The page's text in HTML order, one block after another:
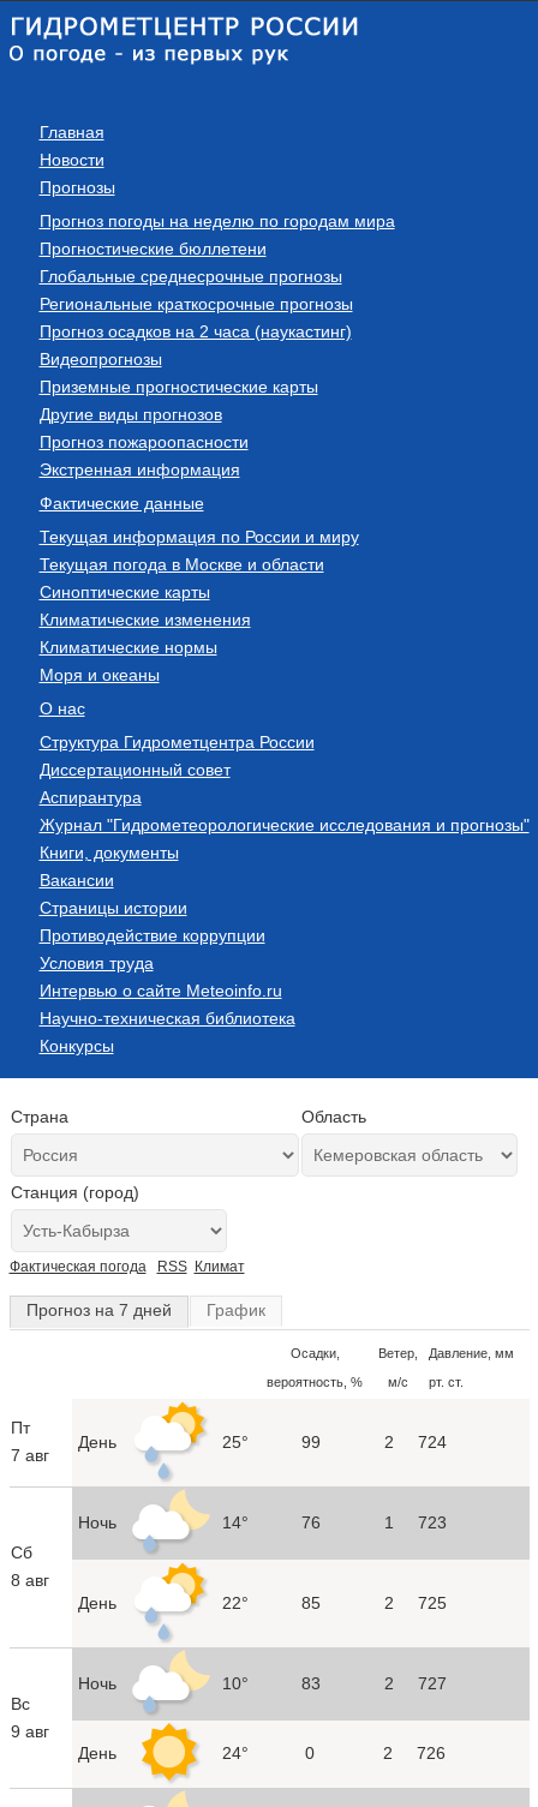
Главная
Новости
Прогнозы
Прогноз погоды на неделю по городам мира
Прогностические бюллетени
Глобальные среднесрочные прогнозы
Региональные краткосрочные прогнозы
Прогноз осадков на 2 часа (наукастинг)
Видеопрогнозы
Приземные прогностические карты
Другие виды прогнозов
Прогноз пожароопасности
Экстренная информация
Фактические данные
Текущая информация по России и миру
Текущая погода в Москве и области
Синоптические карты
Климатические изменения
Климатические нормы
Моря и океаны
О нас
Структура Гидрометцентра России
Диссертационный совет
Аспирантура
Журнал "Гидрометеорологические исследования и прогнозы"
Книги, документы
Вакансии
Страницы истории
Противодействие коррупции
Условия труда
Интервью о сайте Meteoinfo.ru
Научно-техническая библиотека
Конкурсы
Страна Область
Станция (город)
Фактическая погода RSS Климат
Прогноз на 7 дней График
Осадки,
вероятность, %
Ветер,
м/с
Давление, мм
рт. ст.
Пт
7 авг
День 25° 99 2 724
Сб
8 авг
Ночь 14° 76 1 723
День 22° 85 2 725
Вс
9 авг
Ночь 10° 83 2 727
День 24° 0 2 726